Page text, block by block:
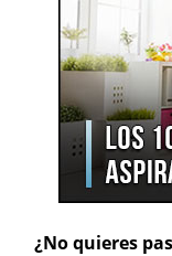
¿No quieres